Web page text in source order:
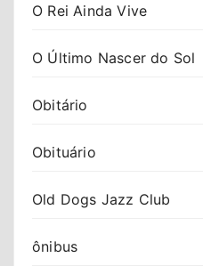
O Rei Ainda Vive
O Último Nascer do Sol
Obitário
Obituário
Old Dogs Jazz Club
ônibus